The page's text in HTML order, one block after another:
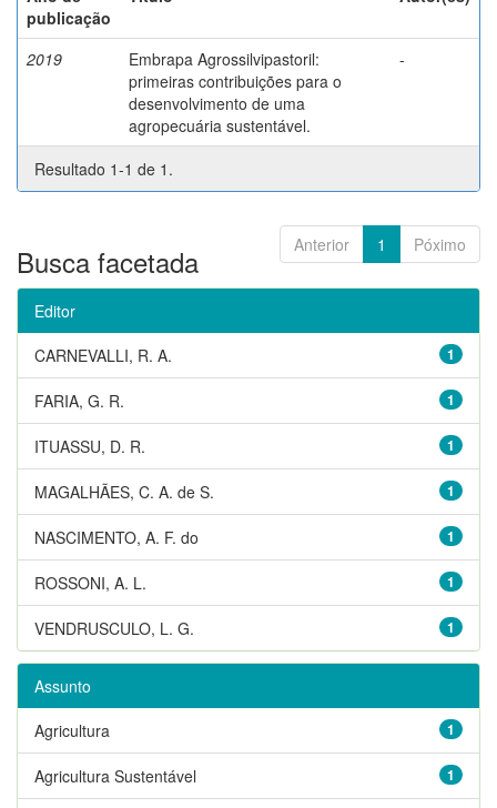
publicação
2019
Embrapa Agrossilvipastoril:
primeiras contribuições para o
desenvolvimento de uma
agropecuária sustentável.
-
Resultado 1-1 de 1.
Anterior 1 Póximo
Busca facetada
Editor
1
CARNEVALLI, R. A.
1
FARIA, G. R.
1
ITUASSU, D. R.
1
MAGALHÃES, C. A. de S.
1
NASCIMENTO, A. F. do
1
ROSSONI, A. L.
1
VENDRUSCULO, L. G.
Assunto
1
Agricultura
1
Agricultura Sustentável